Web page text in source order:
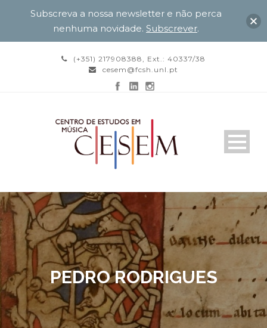
(+351) 217908388, Ext.: 40337/38
cesem@fcsh.unl.pt
PEDRO RODRIGUES
Subscreva a nossa newsletter e não perca
nenhuma novidade. Subscrever.